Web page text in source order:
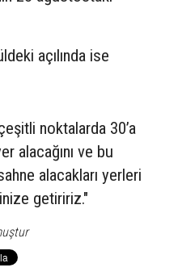
açılında ise
noktalarda 30’a
alacağını ve bu
alacakları yerleri
getiririz."